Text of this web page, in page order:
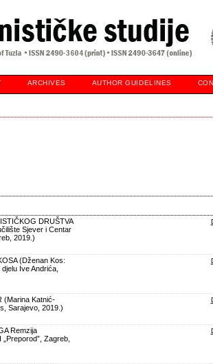
ARCHIVES AUTHOR GUIDELINES
DRUŠTVA
Sjever i Centar
2019.)
(Dženan Kos:
Ive Andrića,
(Marina Katnić-
Sarajevo, 2019.)
Remzija
Zagreb,